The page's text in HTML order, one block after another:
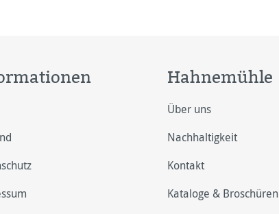
Hahnemühle
Über uns
Nachhaltigkeit
Kontakt
Kataloge & Broschüren